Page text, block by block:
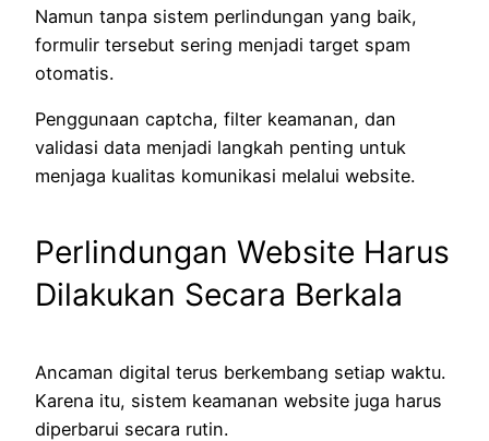
Namun tanpa sistem perlindungan yang baik,
formulir tersebut sering menjadi target spam
otomatis.
Penggunaan captcha, filter keamanan, dan
validasi data menjadi langkah penting untuk
menjaga kualitas komunikasi melalui website.
Perlindungan Website Harus
Dilakukan Secara Berkala
Ancaman digital terus berkembang setiap waktu.
Karena itu, sistem keamanan website juga harus
diperbarui secara rutin.